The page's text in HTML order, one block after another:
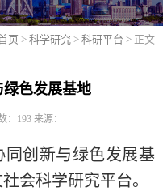
页 > 科学研究 > 科研平台 > 正文
绿色发展基地
： 193 来源：
同创新与绿色发展基
会科学研究平台。